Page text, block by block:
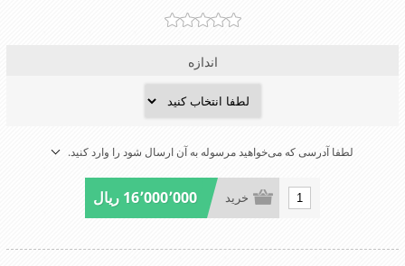
اندازه
لطفا آدرسی که می‌خواهید مرسوله به آن ارسال شود را وارد کنید.
خرید 16٬000٬000 ریال